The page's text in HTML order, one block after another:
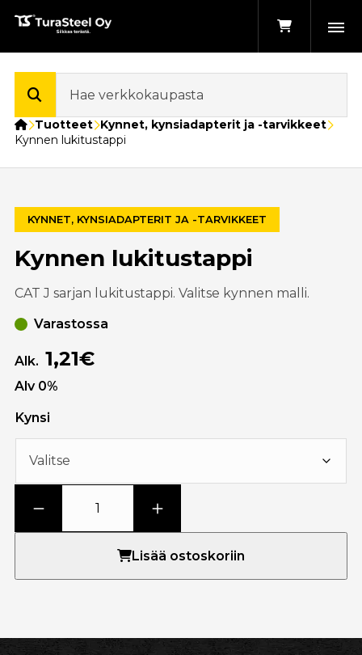
Etusivu
Tuotteet Kynnet, kynsiadapterit ja -tarvikkeet
Kynnen lukitustappi
KYNNET, KYNSIADAPTERIT JA -TARVIKKEET
Kynnen lukitustappi
CAT J sarjan lukitustappi. Valitse kynnen malli.
Varastossa
Alk. 1,21€
Alv 0%
Kynsi
Lisää ostoskoriin